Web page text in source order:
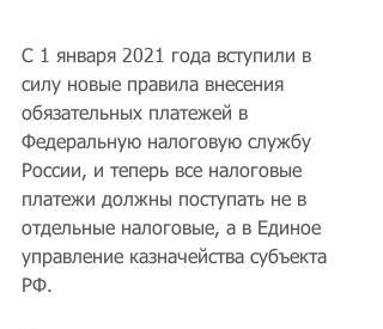
С 1 января 2021 года вступили в
силу новые правила внесения
обязательных платежей в
Федеральную налоговую службу
России, и теперь все налоговые
платежи должны поступать не в
отдельные налоговые, а в Единое
управление казначейства субъекта
РФ.